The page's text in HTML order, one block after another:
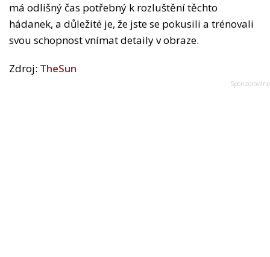
má odlišný čas potřebný k rozluštění těchto
hádanek, a důležité je, že jste se pokusili a trénovali
svou schopnost vnímat detaily v obraze.
Zdroj: TheSun